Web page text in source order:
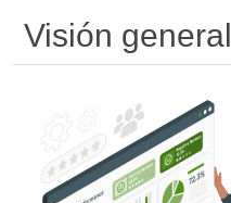
Visión general